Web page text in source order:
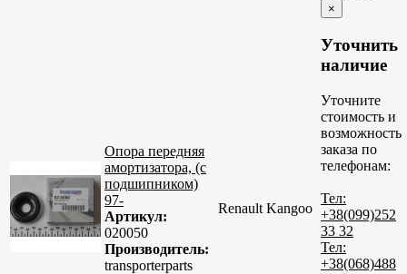
Опора передняя
амортизатора, (с
подшипником)
97-
Артикул:
020050
Производитель:
transporterparts
Renault Kangoo
×
Уточнить
наличие
Уточните
стоимость и
возможность
заказа по
телефонам:
Тел:
+38(099)252
33 32
Тел:
+38(068)488